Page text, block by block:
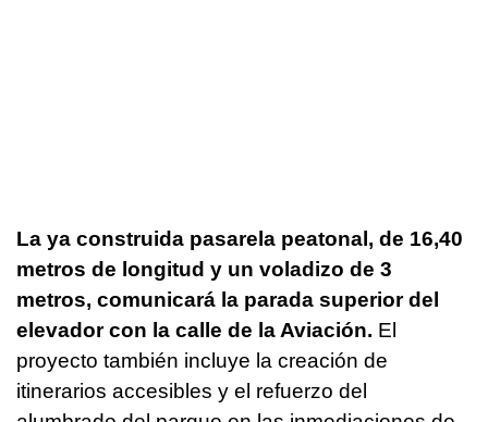
La ya construida pasarela peatonal, de 16,40
metros de longitud y un voladizo de 3
metros, comunicará la parada superior del
elevador con la calle de la Aviación. El
proyecto también incluye la creación de
itinerarios accesibles y el refuerzo del